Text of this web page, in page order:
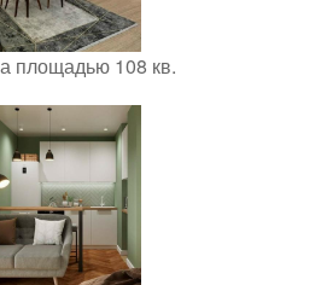
площадью 108 кв.